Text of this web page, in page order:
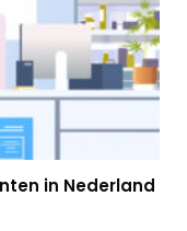
in Nederland